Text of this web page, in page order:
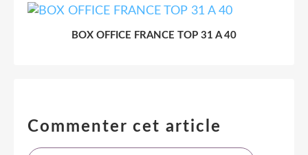
BOX OFFICE FRANCE TOP 31 A 40
Commenter cet article